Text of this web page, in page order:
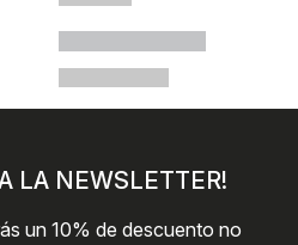
LA NEWSLETTER!
un 10% de descuento no